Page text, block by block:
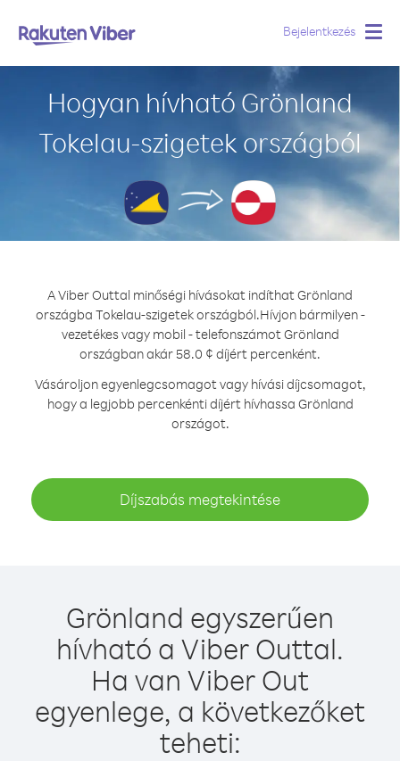
Bejelentkezés
Hogyan hívható Grönland
Tokelau-szigetek országból
A Viber Outtal minőségi hívásokat indíthat Grönland
országba Tokelau-szigetek országból.Hívjon bármilyen -
vezetékes vagy mobil - telefonszámot Grönland
országban akár 58.0 ¢ díjért percenként.
Vásároljon egyenlegcsomagot vagy hívási díjcsomagot,
hogy a legjobb percenkénti díjért hívhassa Grönland
országot.
Díjszabás megtekintése
Grönland egyszerűen
hívható a Viber Outtal.
Ha van Viber Out
egyenlege, a következőket
teheti: